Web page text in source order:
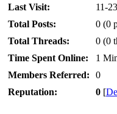
Last Visit:
11-
Total Posts:
0 (0
Total Threads:
0 (0
Time Spent Online:
1
Members Referred:
0
Reputation:
0 [